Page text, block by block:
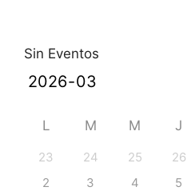
Sin Eventos
L M M J
23 24 25 26
2
3 4 5